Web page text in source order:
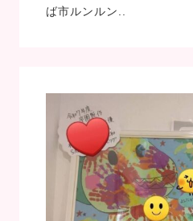
ば市ルンルン..